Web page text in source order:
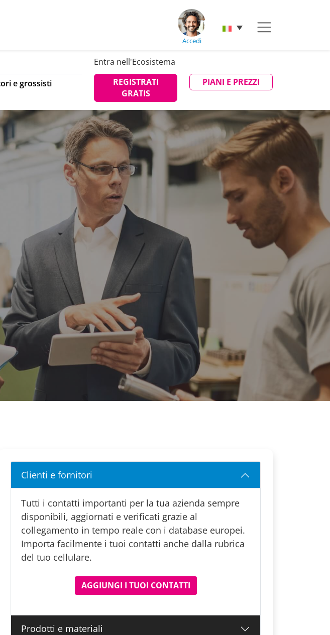
Accedi
e grossisti
Entra nell'Ecosistema
REGISTRATI
GRATIS
PIANI E PREZZI
Clienti e fornitori
Tutti i contatti importanti per la tua azienda sempre
disponibili, aggiornati e verificati grazie al
collegamento in tempo reale con i database europei.
Importa facilmente i tuoi contatti anche dalla rubrica
del tuo cellulare.
AGGIUNGI I TUOI CONTATTI
Prodotti e materiali